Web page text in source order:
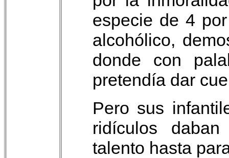
especie de 4
alcohólico,
donde con
pretendía dar
Pero sus
ridículos
talento hasta